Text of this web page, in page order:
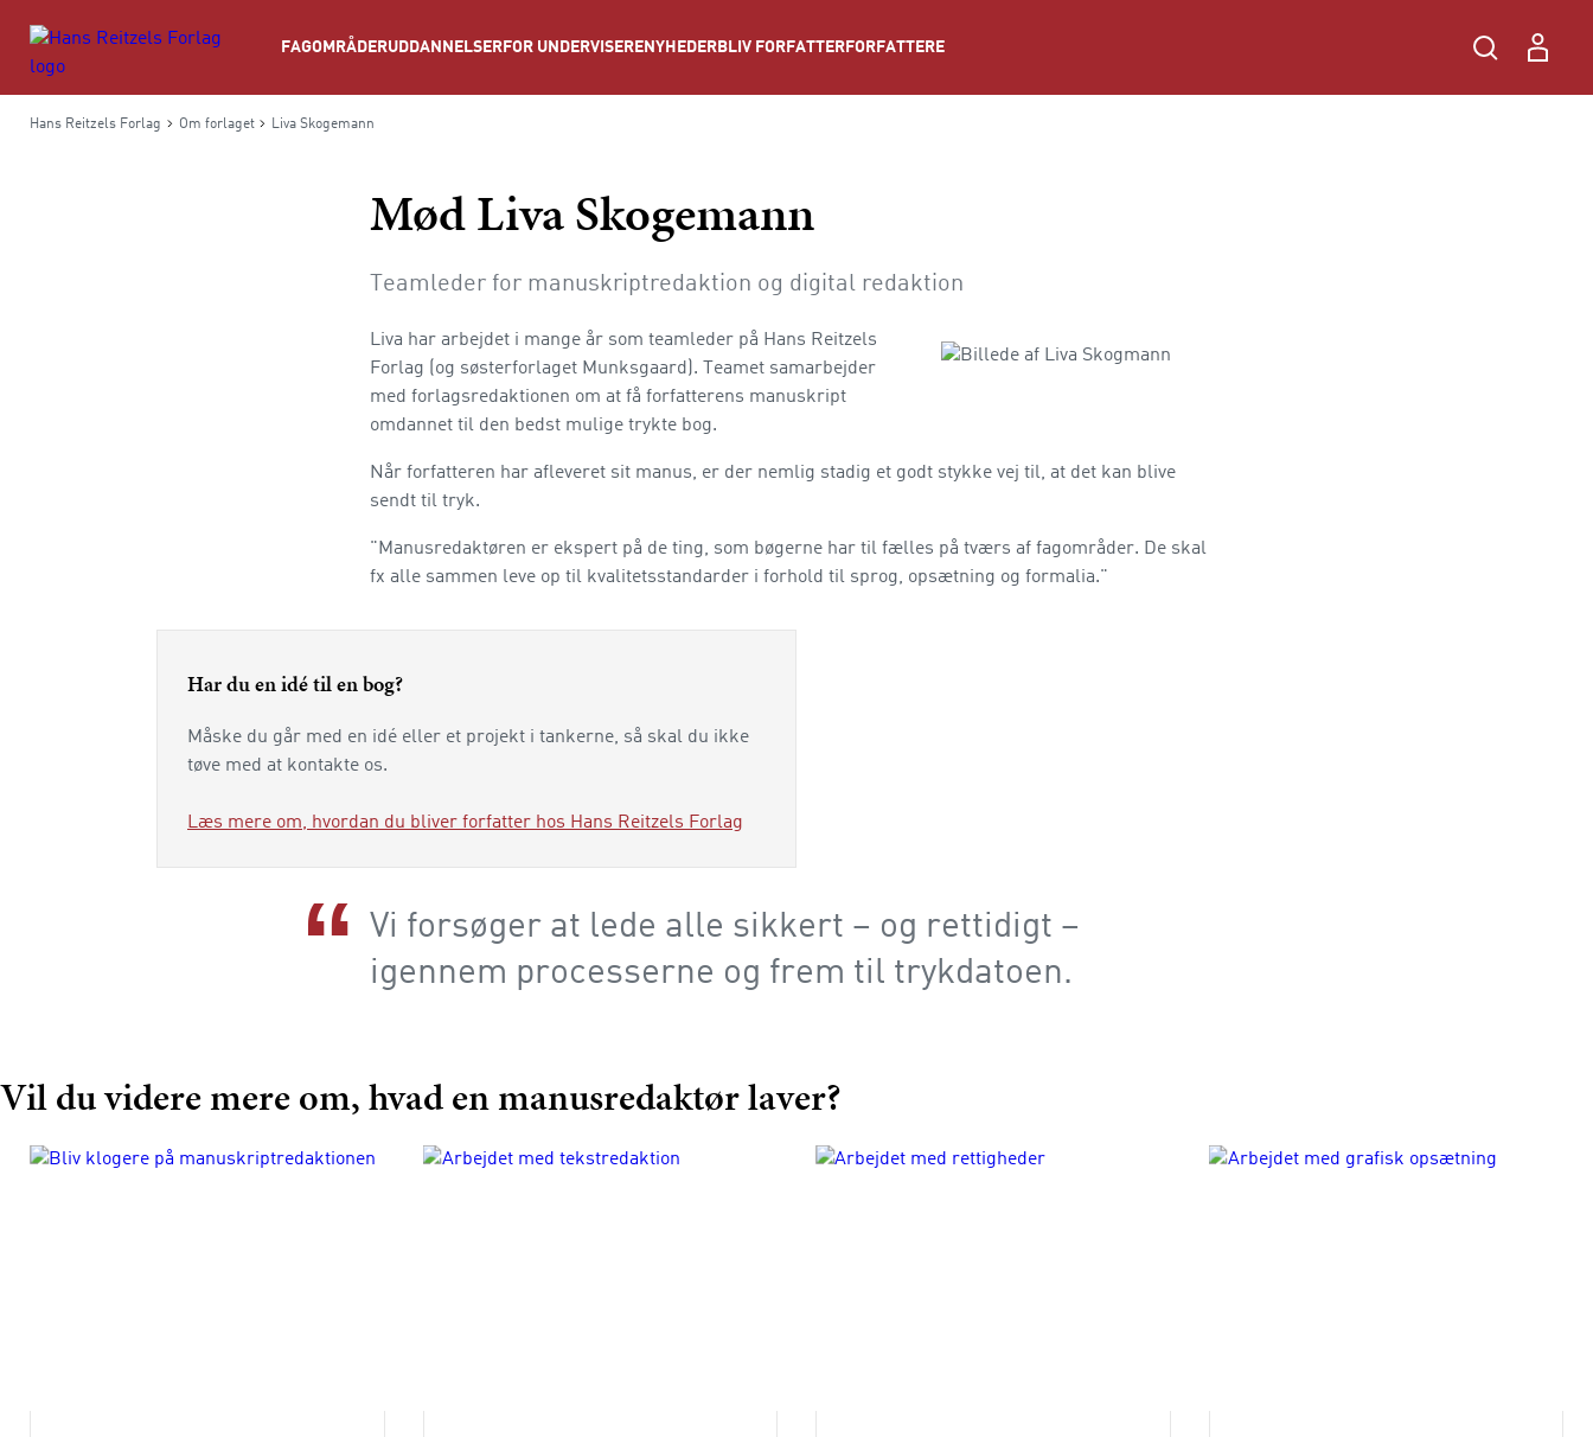
FAGOMRÅDERUDDANNELSER FOR UNDERVISERE NYHEDER BLIV FORFATTER FORFATTERE
Hans Reitzels Forlag Om forlaget Liva Skogemann
Mød Liva Skogemann
Teamleder for manuskriptredaktion og digital redaktion
Liva har arbejdet i mange år som teamleder på Hans Reitzels
Forlag (og søsterforlaget Munksgaard). Teamet samarbejder
med forlagsredaktionen om at få forfatterens manuskript
omdannet til den bedst mulige trykte bog.
Når forfatteren har afleveret sit manus, er der nemlig stadig et godt stykke vej til, at det kan blive
sendt til tryk.
"Manusredaktøren er ekspert på de ting, som bøgerne har til fælles på tværs af fagområder. De skal
fx alle sammen leve op til kvalitetsstandarder i forhold til sprog, opsætning og formalia."
Har du en idé til en bog?
Måske du går med en idé eller et projekt i tankerne, så skal du ikke
tøve med at kontakte os.
Læs mere om, hvordan du bliver forfatter hos Hans Reitzels Forlag
Vi forsøger at lede alle sikkert – og rettidigt –
igennem processerne og frem til trykdatoen.
Vil du videre mere om, hvad en manusredaktør laver?